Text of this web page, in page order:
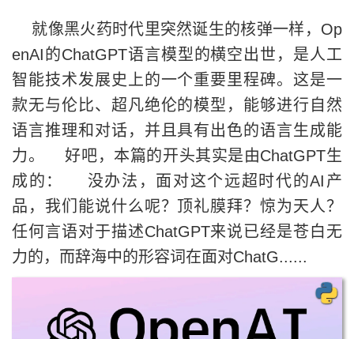
就像黑火药时代里突然诞生的核弹一样，Op
enAI的ChatGPT语言模型的横空出世，是人工
智能技术发展史上的一个重要里程碑。这是一
款无与伦比、超凡绝伦的模型，能够进行自然
语言推理和对话，并且具有出色的语言生成能
力。 好吧，本篇的开头其实是由ChatGPT生
成的： 没办法，面对这个远超时代的AI产
品，我们能说什么呢？顶礼膜拜？惊为天人？
任何言语对于描述ChatGPT来说已经是苍白无
力的，而辞海中的形容词在面对ChatG......